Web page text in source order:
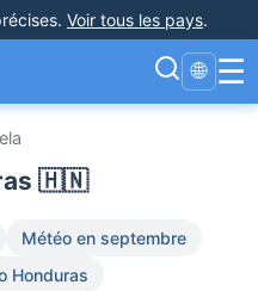
. Voir tous les pays.
🌐 ☰
🇭🇳
Météo en septembre
Honduras